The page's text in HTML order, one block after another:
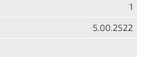
1
5.00.2522